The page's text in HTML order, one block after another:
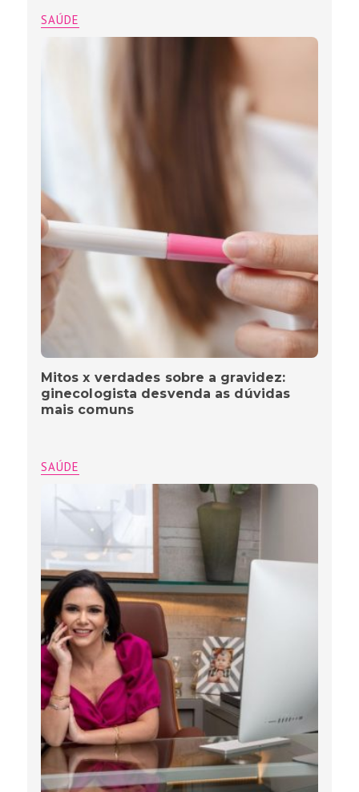
SAÚDE
Mitos x verdades sobre a gravidez:
ginecologista desvenda as dúvidas
mais comuns
SAÚDE